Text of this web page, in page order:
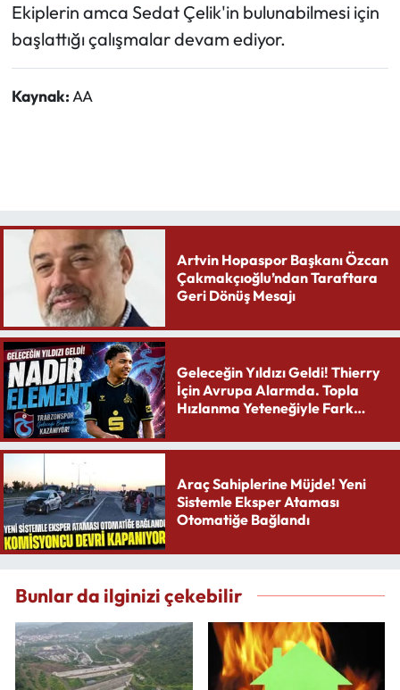
Ekiplerin amca Sedat Çelik'in bulunabilmesi için
başlattığı çalışmalar devam ediyor.
Kaynak:AA
Artvin Hopaspor Başkanı Özcan
Çakmakçıoğlu’ndan Taraftara
Geri Dönüş Mesajı
Geleceğin Yıldızı Geldi! Thierry
İçin Avrupa Alarmda. Topla
Hızlanma Yeteneğiyle Fark
Araç Sahiplerine Müjde! Yeni
Sistemle Eksper Ataması
Otomatiğe Bağlandı
Bunlar da ilginizi çekebilir